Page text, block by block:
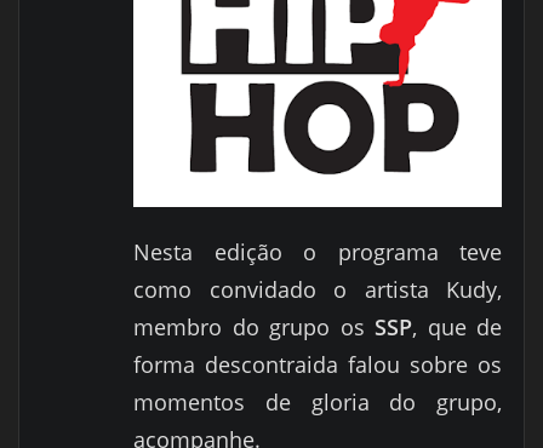
Nesta edição o programa teve
como convidado o artista Kudy,
membro do grupo osSSP, que de
forma descontraida falou sobre os
momentos de gloria do grupo,
acompanhe.